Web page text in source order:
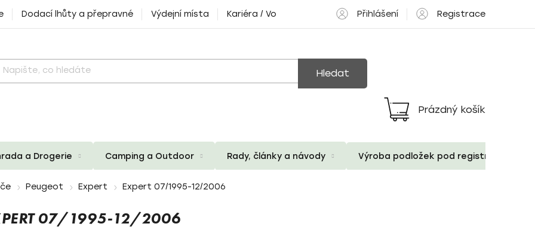
Dodací lhůty a přepravné Výdejní místa Kariéra / Volné pozice Přihlášení Registrace
Hledat
Nákupní
košík
Prázdný košík
a Drogerie Camping a Outdoor Rady, články a návody Výroba podložek pod registrační
Peugeot Expert Expert 07/1995-12/2006
07/1995-12/2006